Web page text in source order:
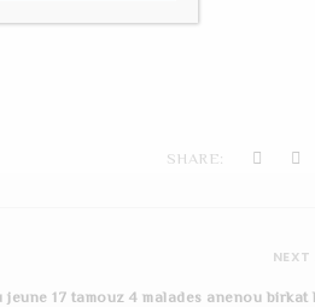
SHARE:
NEXT
jeune 17 tamouz 4 malades anenou birkat